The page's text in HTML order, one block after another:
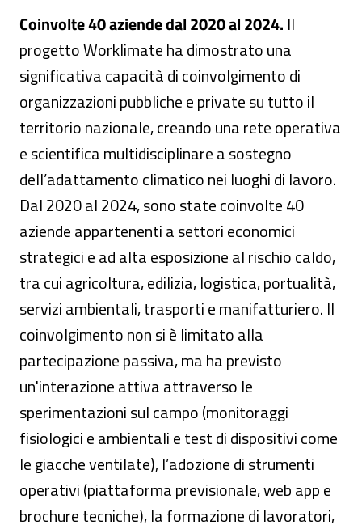
Coinvolte 40 aziende dal 2020 al 2024. Il
progetto Worklimate ha dimostrato una
significativa capacità di coinvolgimento di
organizzazioni pubbliche e private su tutto il
territorio nazionale, creando una rete operativa
e scientifica multidisciplinare a sostegno
dell’adattamento climatico nei luoghi di lavoro.
Dal 2020 al 2024, sono state coinvolte 40
aziende appartenenti a settori economici
strategici e ad alta esposizione al rischio caldo,
tra cui agricoltura, edilizia, logistica, portualità,
servizi ambientali, trasporti e manifatturiero. Il
coinvolgimento non si è limitato alla
partecipazione passiva, ma ha previsto
un'interazione attiva attraverso le
sperimentazioni sul campo (monitoraggi
fisiologici e ambientali e test di dispositivi come
le giacche ventilate), l’adozione di strumenti
operativi (piattaforma previsionale, web app e
brochure tecniche), la formazione di lavoratori,